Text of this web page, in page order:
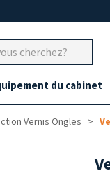
du cabinet
Vernis Ongles